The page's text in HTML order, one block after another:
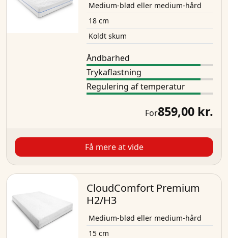
Medium-blød eller medium-hård
18 cm
Koldt skum
Åndbarhed
Trykaflastning
Regulering af temperatur
For859,00 kr.
Få mere at vide
CloudComfort Premium
H2/H3
Medium-blød eller medium-hård
15 cm